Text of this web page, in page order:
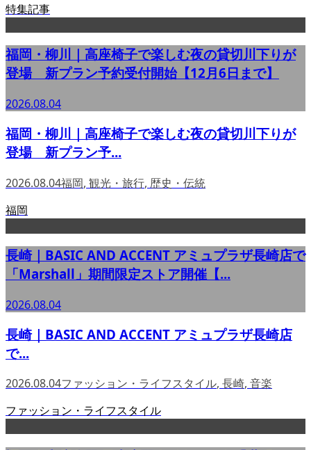
特集記事
福岡・柳川｜高座椅子で楽しむ夜の貸切川下りが
登場 新プラン予約受付開始【12月6日まで】
2026.08.04
福岡・柳川｜高座椅子で楽しむ夜の貸切川下りが
登場 新プラン予...
2026.08.04福岡, 観光・旅行, 歴史・伝統
福岡
長崎｜BASIC AND ACCENT アミュプラザ長崎店で
「Marshall」期間限定ストア開催【...
2026.08.04
長崎｜BASIC AND ACCENT アミュプラザ長崎店
で...
2026.08.04ファッション・ライフスタイル, 長崎, 音楽
ファッション・ライフスタイル